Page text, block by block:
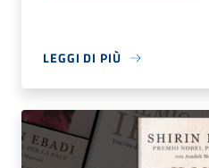
LEGGI DI PIÙ